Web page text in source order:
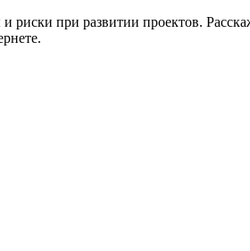
при развитии проектов.